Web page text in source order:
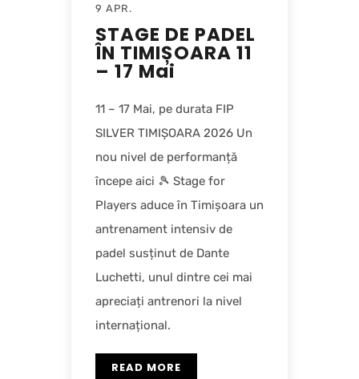
9 APR.
STAGE DE PADEL
ÎN TIMIȘOARA 11
– 17 Mai
11 – 17 Mai, pe durata FIP
SILVER TIMIȘOARA 2026 Un
nou nivel de performanță
începe aici 🎾 Stage for
Players aduce în Timișoara un
antrenament intensiv de
padel susținut de Dante
Luchetti, unul dintre cei mai
apreciați antrenori la nivel
internațional.
READ MORE